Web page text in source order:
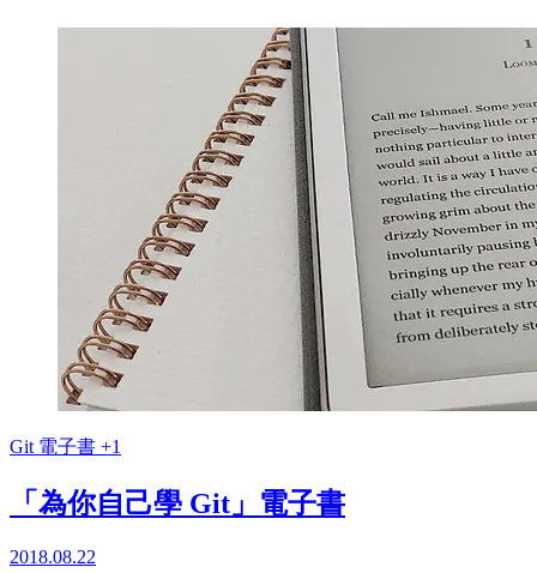
Git 電子書 +1
「為你自己學 Git」電子書
2018.08.22